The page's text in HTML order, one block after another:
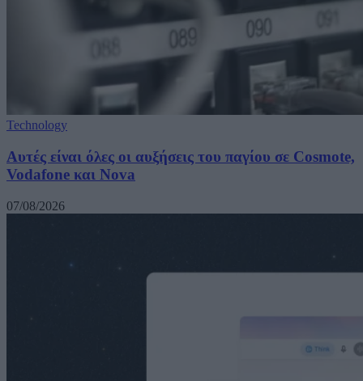
Technology
Αυτές είναι όλες οι αυξήσεις του παγίου σε Cosmote,
Vodafone και Nova
07/08/2026